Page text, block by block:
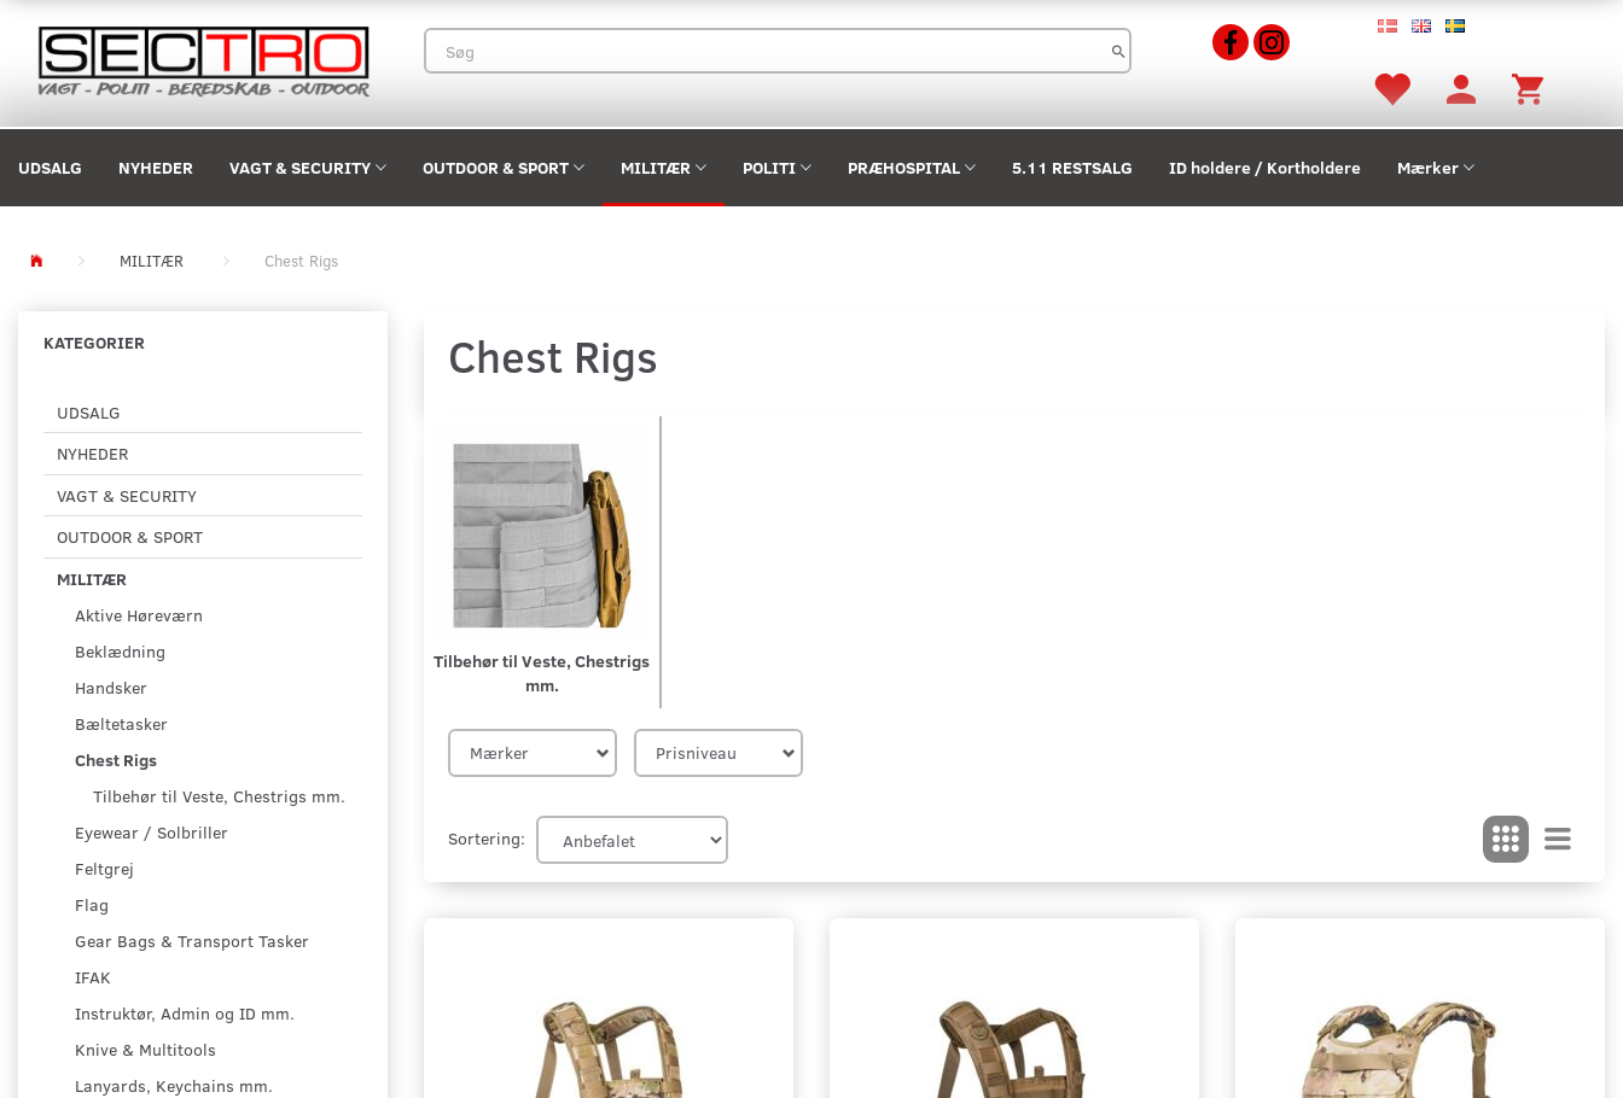
UDSALG NYHEDER VAGT & SECURITY OUTDOOR & SPORT MILITÆR POLITI PRÆHOSPITAL 5.11 RESTSALG ID holdere / Kortholdere Mærker
MILITÆR Chest Rigs
KATEGORIER
UDSALG
NYHEDER
VAGT & SECURITY
OUTDOOR & SPORT
MILITÆR
Aktive Høreværn
Beklædning
Handsker
Bæltetasker
Chest Rigs
Tilbehør til Veste, Chestrigs mm.
Eyewear / Solbriller
Feltgrej
Flag
Gear Bags & Transport Tasker
IFAK
Instruktør, Admin og ID mm.
Knive & Multitools
Lanyards, Keychains mm.
Chest Rigs
Tilbehør til Veste, Chestrigs
mm.
Mærker Prisniveau
Sortering: